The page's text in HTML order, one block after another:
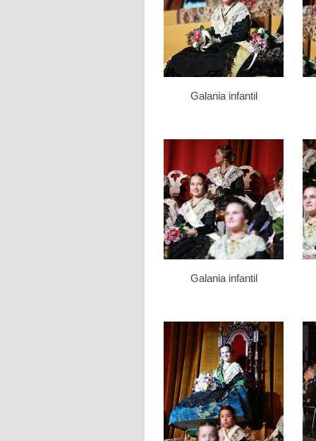
Galania infantil
Galania infantil